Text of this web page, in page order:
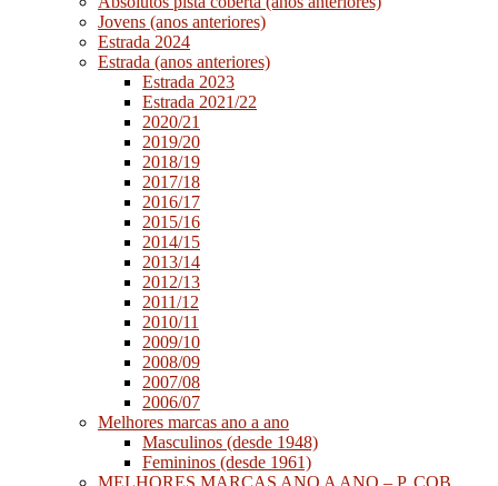
Jovens (anos anteriores)
Estrada 2024
Estrada (anos anteriores)
Estrada 2023
Estrada 2021/22
2020/21
2019/20
2018/19
2017/18
2016/17
2015/16
2014/15
2013/14
2012/13
2011/12
2010/11
2009/10
2008/09
2007/08
2006/07
Melhores marcas ano a ano
Masculinos (desde 1948)
Femininos (desde 1961)
MELHORES MARCAS ANO A ANO – P. COB.